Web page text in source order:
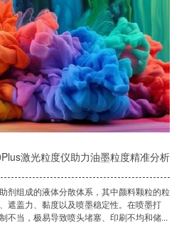
激光粒度仪助力油墨粒度精准分析
剂组成的液体分散体系，其中颜料颗粒的粒
遮盖力、黏度以及喷墨稳定性。在喷墨打
不当，极易导致喷头堵塞、印刷不均和储...